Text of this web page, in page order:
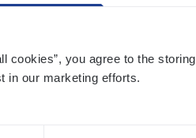
cookies”, you agree to the
in our marketing efforts.
Dos­sier­be­heer­der
Insurance Operations